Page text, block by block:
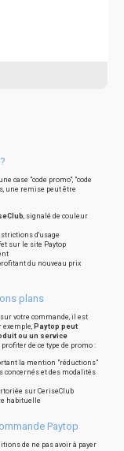
case "code promo", "code
une remise peut être
, signalé de couleur
d'usage
sur le site Paytop
du nouveau prix
plans
votre commande, il est
exemple, Paytop peut
ou un service
de ce type de promo :
la mention "réductions"
concernés et des modalités
sur CeriseClub
habituelle
Paytop
de ne pas avoir à payer